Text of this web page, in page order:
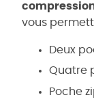
vous
Deux
Quatre
Poche